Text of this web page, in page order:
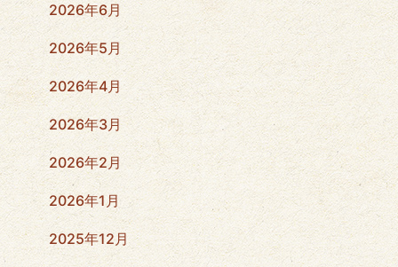
2026年6月
2026年5月
2026年4月
2026年3月
2026年2月
2026年1月
2025年12月